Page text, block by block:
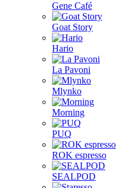
Gene Café
Goat Story
Hario
La Pavoni
Mlynko
Morning
PUQ
ROK espresso
SEALPOD